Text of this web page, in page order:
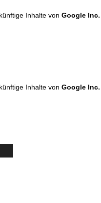
Inhalte von Google Inc.
Inhalte von Google Inc.